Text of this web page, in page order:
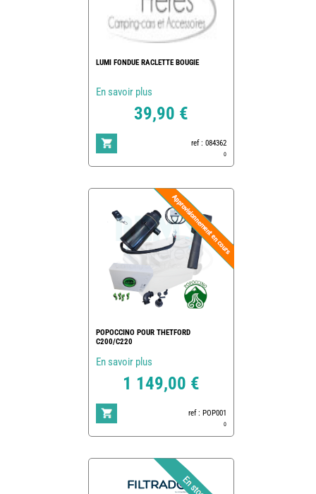
LUMI FONDUE RACLETTE BOUGIE
En savoir plus
39,90 €
ref : 084362
0
POPOCCINO POUR THETFORD
C200/C220
En savoir plus
1 149,00 €
ref : POP001
0